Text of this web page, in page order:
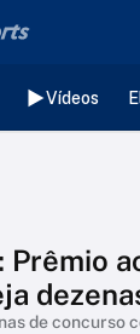
Vídeos
de concurso